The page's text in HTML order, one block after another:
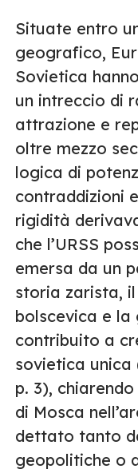
Situate entro
geografico,
Sovietica
un intreccio di
attrazione e
oltre mezzo
logica di
contraddizioni
rigidità
che l’URSS
emersa da un
storia zarista,
bolscevica e la
contribuito a
sovietica unica
p. 3),
di Mosca
dettato tanto
geopolitiche o